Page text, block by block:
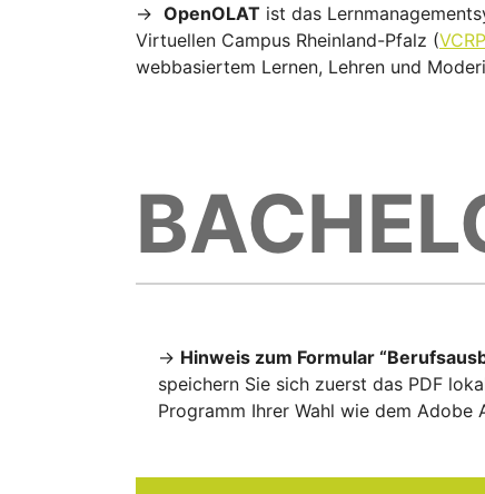
→ OpenOLAT ist das
Virtuellen Campus Rheinland-Pfalz (VCRP
webbasiertem Lernen, Lehren und
→ Hinweis zum Formular
speichern Sie sich zuerst das PDF
Programm Ihrer Wahl wie dem Adobe